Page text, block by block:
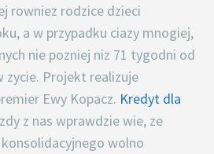
rowniez rodzice dzieci
a w przypadku ciazy mnogiej,
nie pozniej niz 71 tygodni od
zycie. Projekt realizuje
Ewy Kopacz. Kredyt dla
z nas wprawdzie wie, ze
wolno